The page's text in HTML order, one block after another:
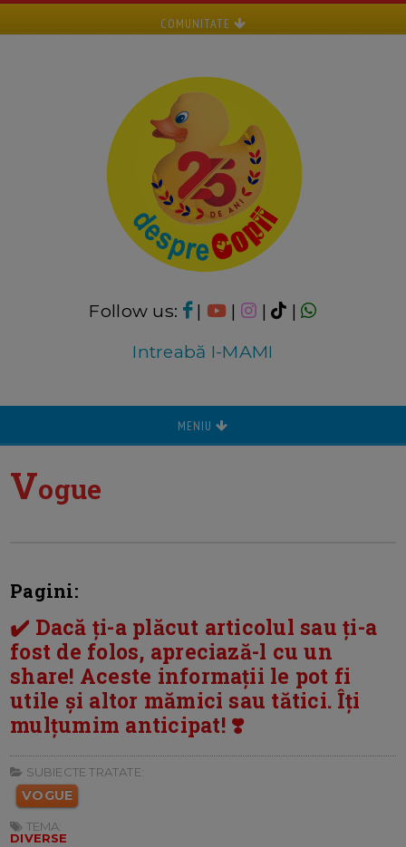
COMUNITATE
Follow us: | | |
|
Intreabă I-MAMI
MENIU
Vogue
Pagini:
✔️ Dacă ți-a plăcut articolul sau ți-a
fost de folos, apreciază-l cu un
share! Aceste informații le pot fi
utile și altor mămici sau tătici. Îți
mulțumim anticipat! ❣️
SUBIECTE TRATATE:
VOGUE
TEMA:
DIVERSE